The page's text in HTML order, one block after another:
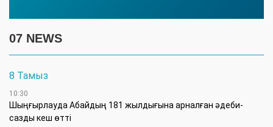
07 NEWS
8 Тамыз
10:30
Шыңғырлауда Абайдың 181 жылдығына арналған әдеби-
сазды кеш өтті